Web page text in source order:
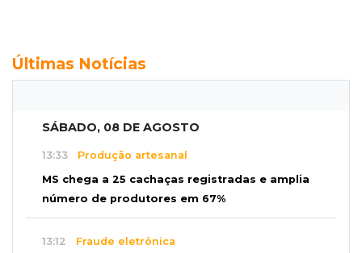
Últimas Notícias
SÁBADO, 08 DE AGOSTO
13:33 Produção artesanal
MS chega a 25 cachaças registradas e amplia
número de produtores em 67%
13:12 Fraude eletrônica